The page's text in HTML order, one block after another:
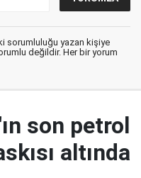
sorumluluğu yazan kişiye
değildir. Her bir yorum
son petrol
altında